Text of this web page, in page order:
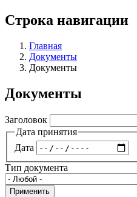
Строка навигации
Главная
Документы
Документы
Документы
Заголовок
Дата принятия
Дата
Тип документа
Применить